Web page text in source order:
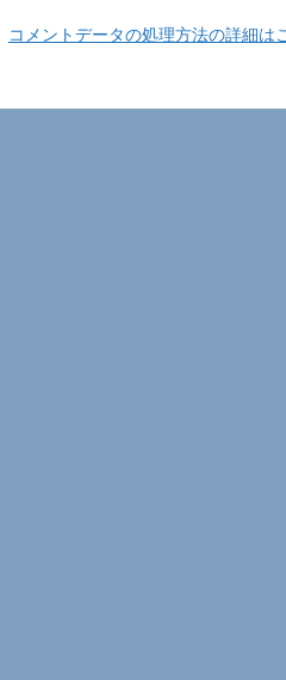
コメントデータの処理方法の詳細は